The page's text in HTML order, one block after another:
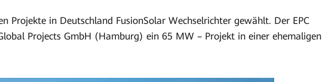
Projekte in Deutschland FusionSolar Wechselrichter gewählt. Der EPC
Projects GmbH (Hamburg) ein 65 MW – Projekt in einer ehemaligen